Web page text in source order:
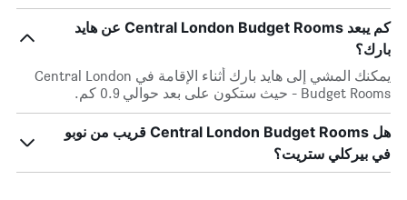
كم يبعد Central London Budget Rooms عن هايد
بارك؟
يمكنك المشي إلى هايد بارك أثناء الإقامة في Central London
Budget Rooms - حيث ستكون على بعد حوالي 0.9 كم.
هل Central London Budget Rooms قريب من نوبو
في بيركلي ستريت؟